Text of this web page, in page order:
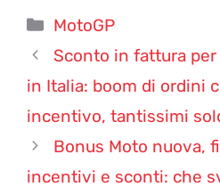
Categorie
MotoGP
Sconto in fattura
in Italia: boom di ordini
incentivo, tantissimi
Bonus Moto nuova,
incentivi e sconti: che